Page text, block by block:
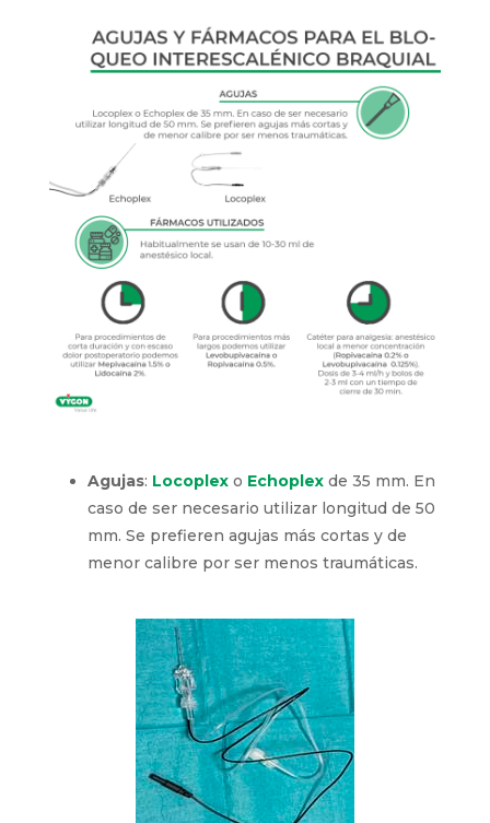
Agujas: Locoplexo Echoplexde 35 mm. En
caso de ser necesario utilizar longitud de 50
mm. Se prefieren agujas más cortas y de
menor calibre por ser menos traumáticas.